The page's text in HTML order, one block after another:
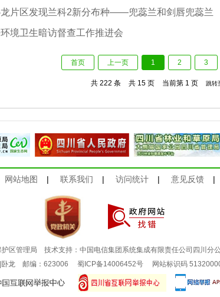
片区发现兰科2新分布种——兜蕊兰和剑唇兜蕊兰
境卫生暗访督查工作推进会
首页 上一页 1 2 3
共 222 条 共 15 页 当前第 1 页 跳转
网站地图 | 联系我们 | 访问统计 | 意见反馈 |
护区管理局 技术支持：中国电信集团系统集成有限责任公司四川分
|卧龙 邮编：623006 蜀ICP备14006452号 网站标识码